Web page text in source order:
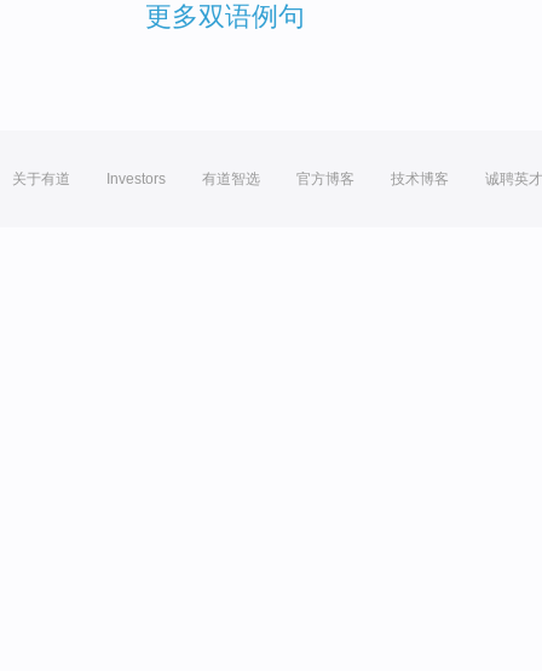
更多双语例句
关于有道 Investors 有道智选 官方博客 技术博客 诚聘英才